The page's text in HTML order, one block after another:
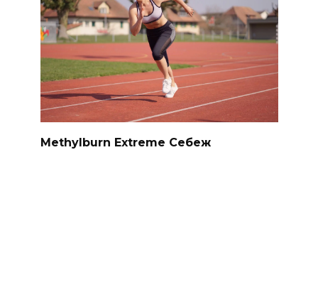
Methylburn Extreme Себеж